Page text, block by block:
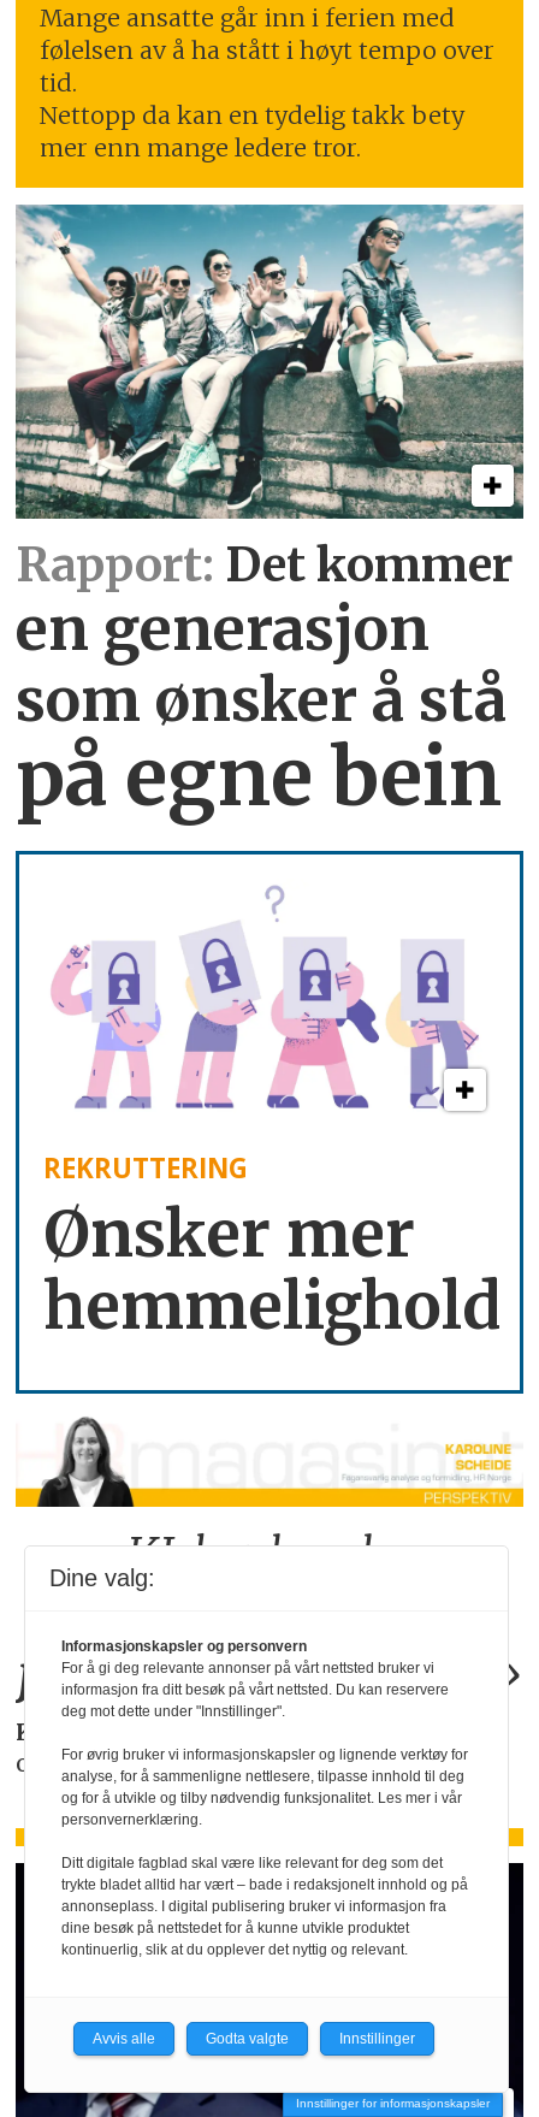
Mange ansatte går inn i ferien med
følelsen av å ha stått i høyt tempo over
tid.
Nettopp da kan en tydelig takk bety
mer enn mange ledere tror.
Rapport: Det kommer
en generasjon
som ønsker å stå
på egne bein
REKRUTTERING
Ønsker mer
hemmelighold
«KI-bruken kan
juridiskeproblemer .»
KAROLINE SCHEIDE
oppmerksom på de faktiske forholdene.
Innstillinger for informasjonskapsler
Dine valg:
Informasjonskapsler og personvern
For å gi deg relevante annonser på vårt nettsted bruker vi
informasjon fra ditt besøk på vårt nettsted. Du kan reservere
deg mot dette under "Innstillinger".
For øvrig bruker vi informasjonskapsler og lignende verktøy for
analyse, for å sammenligne nettlesere, tilpasse innhold til deg
og for å utvikle og tilby nødvendig funksjonalitet. Les mer i vår
personvernerklæring.
Ditt digitale fagblad skal være like relevant for deg som det
trykte bladet alltid har vært – bade i redaksjonelt innhold og på
annonseplass. I digital publisering bruker vi informasjon fra
dine besøk på nettstedet for å kunne utvikle produktet
kontinuerlig, slik at du opplever det nyttig og relevant.
Avvis alle Godta valgte Innstillinger